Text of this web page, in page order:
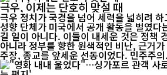
극우, 이제는 단호히 맞설 때
극우 정치가 국경을 넘어 세력을 넓히려
성향 단체가 미국에서 공개 활동을 벌였다
길 일이 아니다. 이들이 내세운 것은 정책
아니라 정부를 향한 원색적인 비난, 근거
주장, 종교를 앞세운 선동이었다. 민주주